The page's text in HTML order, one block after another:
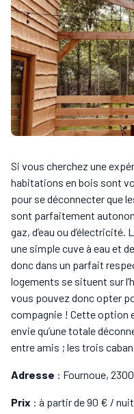
Si vous cherchez une
habitations en bois sont
pour se déconnecter que
sont parfaitement
gaz, d’eau ou
une simple cuve à eau et
donc dans un parfait
logements se situent sur
vous pouvez donc opter
compagnie ! Cette option
envie qu’une totale
entre amis ; les trois
Adresse : Fournoue,
Prix : à partir de 90 € / nuit